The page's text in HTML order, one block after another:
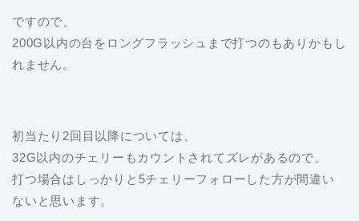
ですので、
200G以内の台をロングフラッシュまで打つのもありかもし
れません。
初当たり2回目以降については、
32G以内のチェリーもカウントされてズレがあるので、
打つ場合はしっかりと5チェリーフォローした方が間違い
ないと思います。